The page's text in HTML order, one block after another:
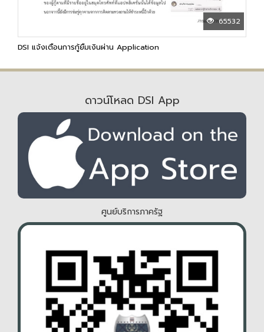
65532
DSI แจ้งเตือนการกู้ยืมเงินผ่าน Application
ดาวน์โหลด DSI App
ศูนย์บริการภาครัฐ